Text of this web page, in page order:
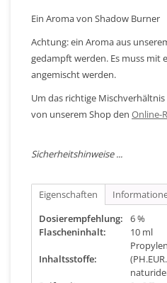
Ein Aroma von Shadow Burner
Achtung: ein Aroma aus
gedampft werden. Es muss mit
angemischt werden.
Um das richtige
von unserem Shop den Online-
Sicherheitshinweise ...
Eigenschaften
Dosierempfehlung:
6 %
Flascheninhalt:
10 ml
Inhaltsstoffe: